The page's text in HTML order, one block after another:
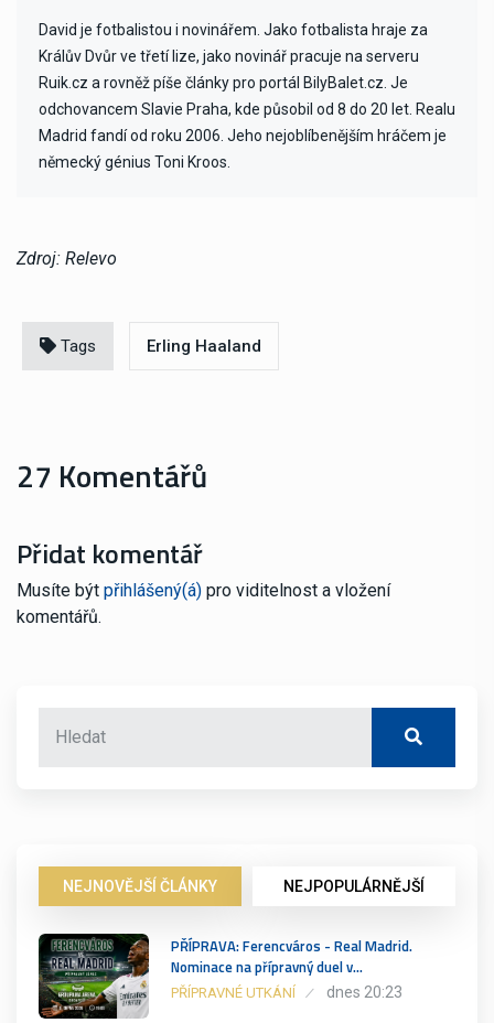
David je fotbalistou i novinářem. Jako fotbalista hraje za
Králův Dvůr ve třetí lize, jako novinář pracuje na serveru
Ruik.cz a rovněž píše články pro portál BilyBalet.cz. Je
odchovancem Slavie Praha, kde působil od 8 do 20 let. Realu
Madrid fandí od roku 2006. Jeho nejoblíbenějším hráčem je
německý génius Toni Kroos.
Zdroj: Relevo
Tags Erling Haaland
27 Komentářů
Přidat komentář
Musíte být přihlášený(á) pro viditelnost a vložení
komentářů.
NEJNOVĚJŠÍ ČLÁNKY NEJPOPULÁRNĚJŠÍ
PŘÍPRAVA: Ferencváros - Real Madrid.
Nominace na přípravný duel v…
PŘÍPRAVNÉ UTKÁNÍ dnes 20:23